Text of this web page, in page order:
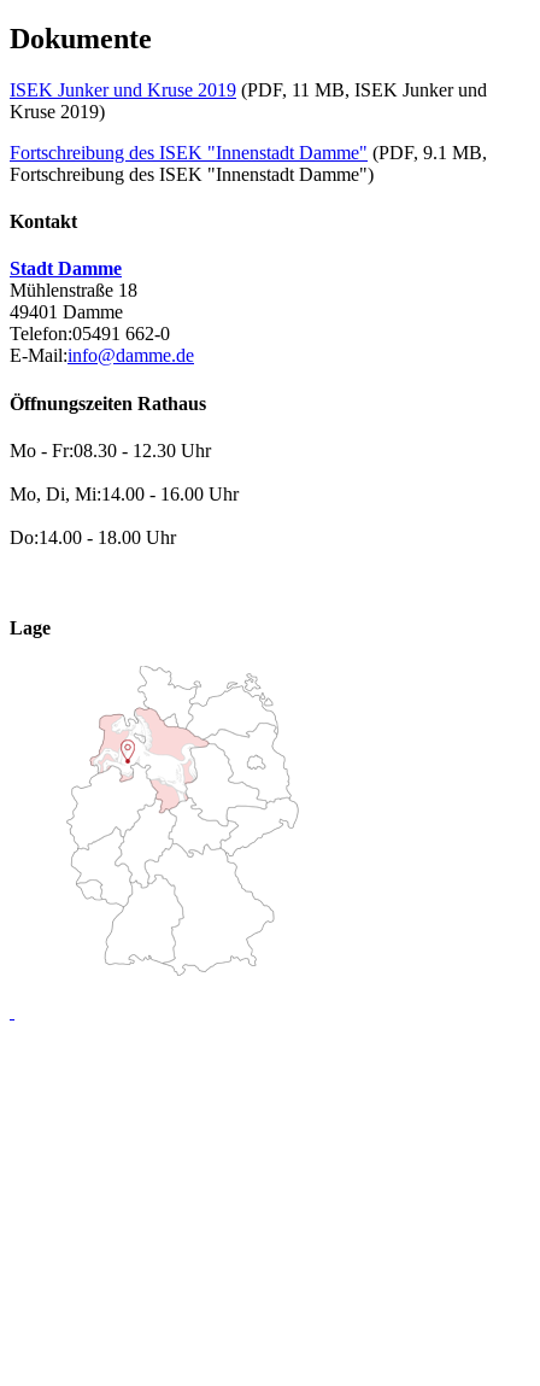
Dokumente
ISEK Junker und Kruse 2019 (PDF, 11 MB, ISEK Junker und
Kruse 2019)
Fortschreibung des ISEK "Innenstadt Damme" (PDF, 9.1 MB,
Fortschreibung des ISEK "Innenstadt Damme")
Kontakt
Stadt Damme
Mühlenstraße 18
49401 Damme
Telefon:05491 662-0
E-Mail:info@damme.de
Öffnungszeiten Rathaus
Mo - Fr:08.30 - 12.30 Uhr
Mo, Di, Mi:14.00 - 16.00 Uhr
Do:14.00 - 18.00 Uhr
Lage